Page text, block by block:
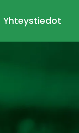
Yhteystiedot